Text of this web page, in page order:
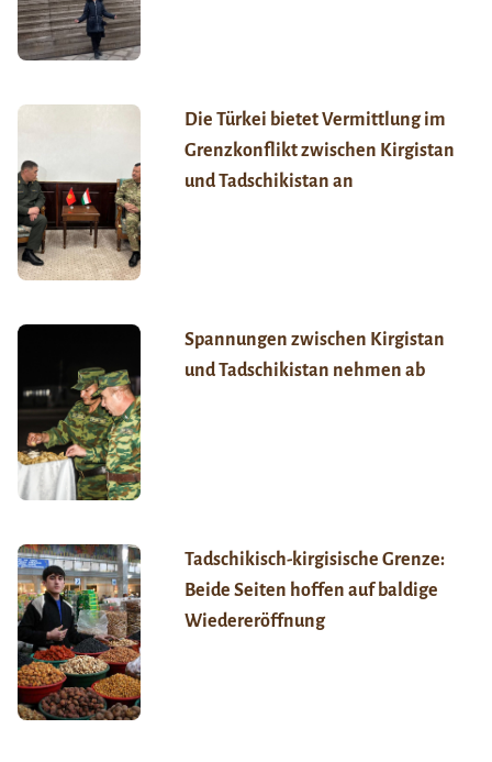
Die Türkei bietet Vermittlung im
Grenzkonflikt zwischen Kirgistan
und Tadschikistan an
Spannungen zwischen Kirgistan
und Tadschikistan nehmen ab
Tadschikisch-kirgisische Grenze:
Beide Seiten hoffen auf baldige
Wiedereröffnung